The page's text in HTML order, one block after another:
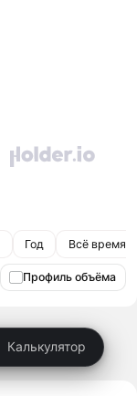
Год Всё время
Профиль объёма
Калькулятор